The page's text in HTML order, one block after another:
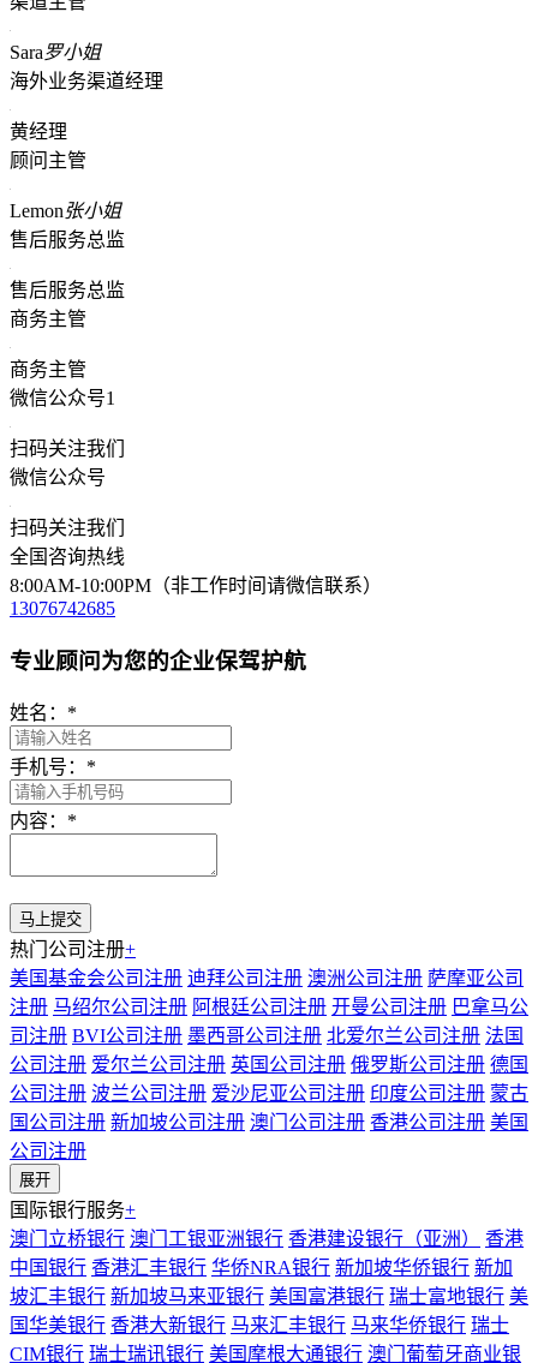
Sara罗小姐
海外业务渠道经理
黄经理
顾问主管
Lemon张小姐
售后服务总监
售后服务总监
商务主管
商务主管
微信公众号1
扫码关注我们
微信公众号
扫码关注我们
全国咨询热线
8:00AM-10:00PM（非工作时间请微信联系）
13076742685
专业顾问为您的企业保驾护航
姓名： *
手机号： *
内容： *
热门公司注册+
美国基金会公司注册 迪拜公司注册 澳洲公司注册 萨摩亚公司
注册 马绍尔公司注册 阿根廷公司注册 开曼公司注册 巴拿马公
司注册 BVI公司注册 墨西哥公司注册 北爱尔兰公司注册 法国
公司注册 爱尔兰公司注册 英国公司注册 俄罗斯公司注册 德国
公司注册 波兰公司注册 爱沙尼亚公司注册 印度公司注册 蒙古
国公司注册 新加坡公司注册 澳门公司注册 香港公司注册 美国
公司注册
展开
国际银行服务+
澳门立桥银行 澳门工银亚洲银行 香港建设银行（亚洲）
香港
中国银行 香港汇丰银行 华侨NRA银行 新加坡华侨银行 新加
坡汇丰银行 新加坡马来亚银行 美国富港银行 瑞士富地银行 美
国华美银行 香港大新银行 马来汇丰银行 马来华侨银行 瑞士
CIM银行 瑞士瑞讯银行 美国摩根大通银行 澳门葡萄牙商业银